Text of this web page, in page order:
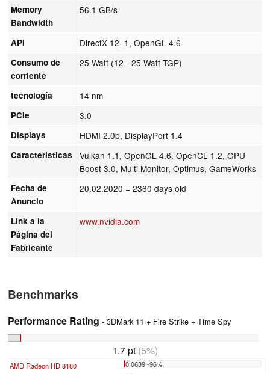
Memory
Bandwidth
56.1 GB/s
API DirectX 12_1, OpenGL 4.6
Consumo de
corriente
25 Watt (12 - 25 Watt TGP)
tecnología 14 nm
PCIe 3.0
Displays HDMI 2.0b, DisplayPort 1.4
Características
Vulkan 1.1, OpenGL 4.6, OpenCL 1.2, GPU
Boost 3.0, Multi Monitor, Optimus, GameWorks
Fecha de
Anuncio
20.02.2020 = 2360 days old
Link a la
Página del
Fabricante
www.nvidia.com
Benchmarks
Performance Rating - 3DMark 11 + Fire Strike + Time Spy
1.7 pt (5%)
AMD Radeon HD 8180 0.0639 -96%